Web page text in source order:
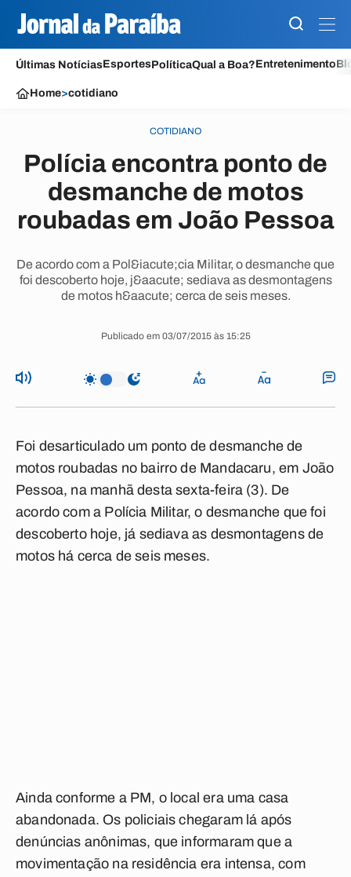
Últimas NotíciasEsportesPolíticaQual a Boa?Entretenimento
Home>cotidiano
COTIDIANO
Polícia encontra ponto de
desmanche de motos
roubadas em João Pessoa
De acordo com a Pol&iacute;cia Militar, o desmanche que
foi descoberto hoje, j&aacute; sediava as desmontagens
de motos h&aacute; cerca de seis meses.
Publicado em 03/07/2015 às 15:25
Foi desarticulado um ponto de desmanche de
motos roubadas no bairro de Mandacaru, em João
Pessoa, na manhã desta sexta-feira (3). De
acordo com a Polícia Militar, o desmanche que foi
descoberto hoje, já sediava as desmontagens de
motos há cerca de seis meses.
Ainda conforme a PM, o local era uma casa
abandonada. Os policiais chegaram lá após
denúncias anônimas, que informaram que a
movimentação na residência era intensa, com